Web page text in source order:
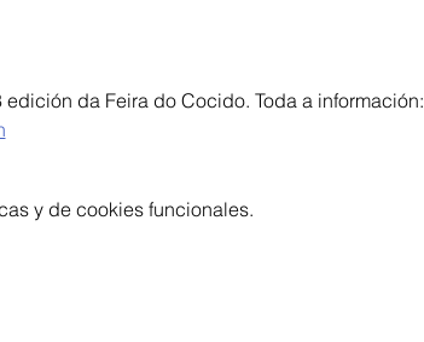
da Feira do Cocido. Toda a información:
y de cookies funcionales.